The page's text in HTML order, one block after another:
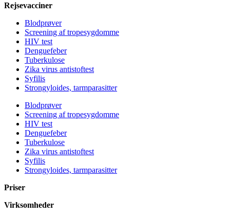
Rejsevacciner
Blodprøver
Screening af tropesygdomme
HIV test
Denguefeber
Tuberkulose
Zika virus antistoftest
Syfilis
Strongyloides, tarmparasitter
Blodprøver
Screening af tropesygdomme
HIV test
Denguefeber
Tuberkulose
Zika virus antistoftest
Syfilis
Strongyloides, tarmparasitter
Priser
Virksomheder